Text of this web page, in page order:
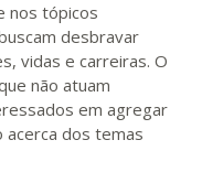
nos tópicos
desbravar
vidas e carreiras. O
não atuam
em agregar
acerca dos temas